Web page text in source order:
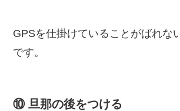
GPSを仕掛けていることがばれな
です。
⑩ 旦那の後をつける